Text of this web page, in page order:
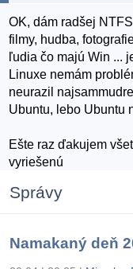
OK, dám radšej
filmy, hudba,
ľudia čo majú Win ...
Linuxe nemám
neurazil
Ubuntu, lebo Ubuntu
Ešte raz ďakujem
vyriešenú
Správy
Namakaný deň